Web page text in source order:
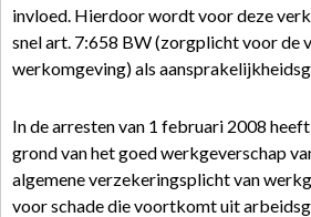
invloed. Hierdoor wordt voor deze
snel art. 7:658 BW (zorgplicht voor de
werkomgeving) als
In de arresten van 1 februari 2008
grond van het goed werkgeverschap
algemene verzekeringsplicht van
voor schade die voortkomt uit